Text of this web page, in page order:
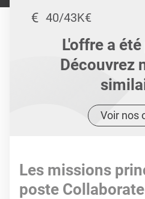
40/43K€
L'offre a
Découvrez
Voir nos
Les missions
poste